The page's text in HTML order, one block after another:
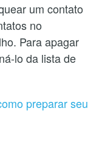
um contato
no
Para apagar
lo da lista de
preparar seu